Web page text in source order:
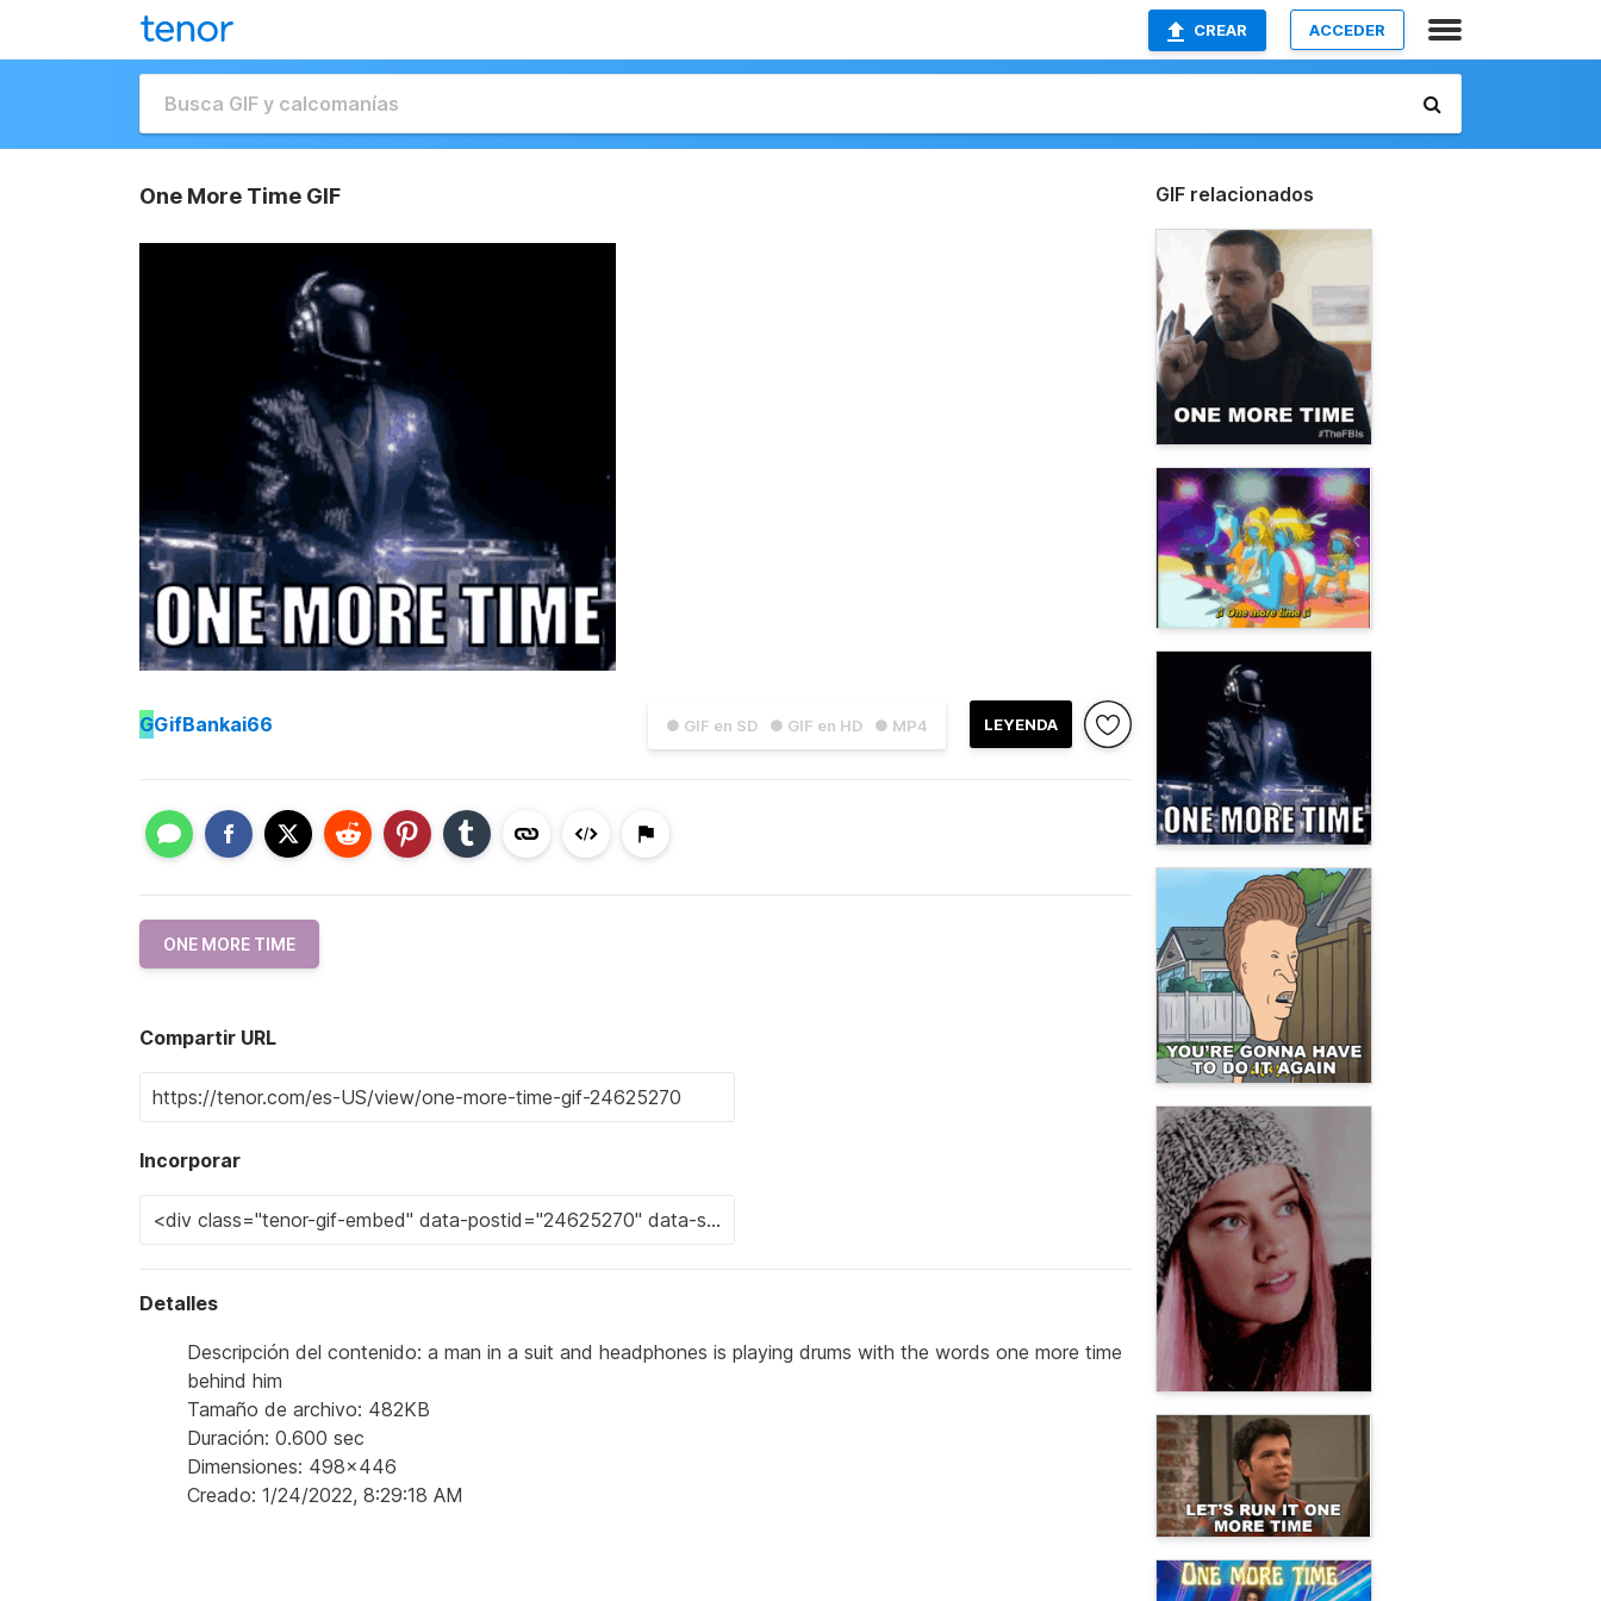
CREAR ACCEDER
One More Time GIF
● GIF en SD ● GIF en HD ● MP4 LEYENDA
GGifBankai66
ONE MORE TIME
Compartir URL
Incorporar
Detalles
Descripción del contenido: a man in a suit and headphones is playing drums with the words one more time
behind him
Tamaño de archivo: 482KB
Duración: 0.600 sec
Dimensiones: 498x446
Creado: 1/24/2022, 8:29:18 AM
GIF relacionados